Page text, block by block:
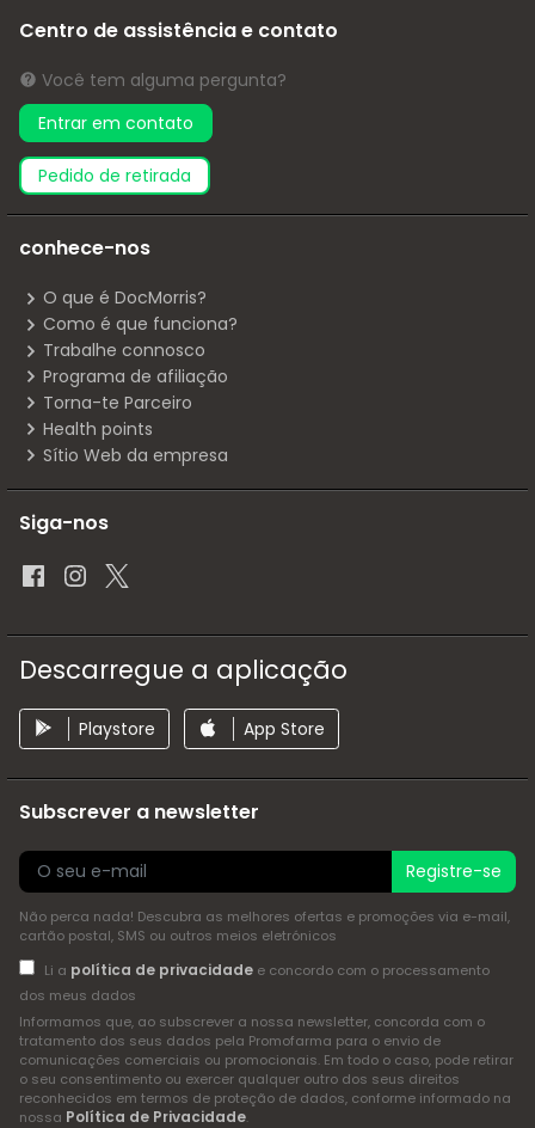
Centro de assistência e contato
Você tem alguma pergunta?
Entrar em contato
pedido de retirada
conhece-nos
O que é DocMorris?
Como é que funciona?
Trabalhe connosco
Programa de afiliação
Torna-te Parceiro
Health points
Sítio Web da empresa
Siga-nos
Descarregue a aplicação
Playstore App Store
Subscrever a newsletter
Registre-se
Não perca nada! Descubra as melhores ofertas e promoções via e-mail,
cartão postal, SMS ou outros meios eletrónicos
Li a política de privacidadee concordo com o processamento
dos meus dados
Informamos que, ao subscrever a nossa newsletter, concorda com o
tratamento dos seus dados pela Promofarma para o envio de
comunicações comerciais ou promocionais. Em todo o caso, pode retirar
o seu consentimento ou exercer qualquer outro dos seus direitos
reconhecidos em termos de proteção de dados, conforme informado na
nossa Política de Privacidade.